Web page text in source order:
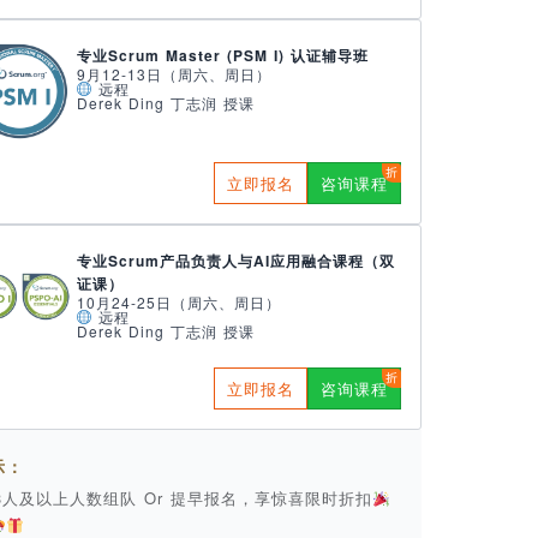
专业Scrum Master (PSM I) 认证辅导班
9月12-13日（周六、周日）
远程
Derek Ding 丁志润 授课
立即报名 咨询课程
专业Scrum产品负责人与AI应用融合课程（双
证课）
10月24-25日（周六、周日）
远程
Derek Ding 丁志润 授课
立即报名 咨询课程
及以上人数组队 Or 提早报名，享惊喜限时折扣